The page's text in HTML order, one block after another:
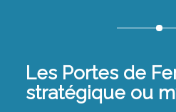
Les Portes de
stratégique ou